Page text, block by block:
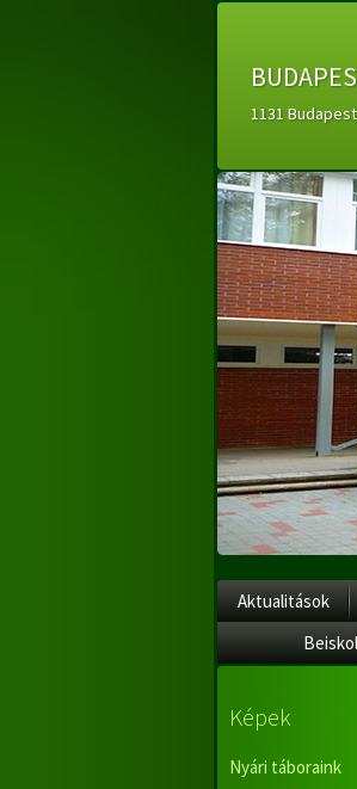
1131
Aktualitások
Képek
Nyári táboraink